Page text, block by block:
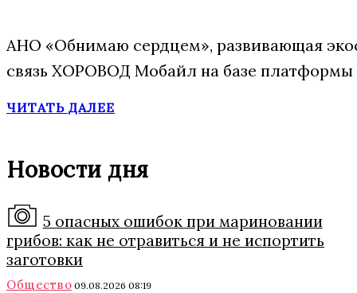
АНО «Обнимаю сердцем», развивающая
связь ХОРОВОД Мобайл на базе платформы
ЧИТАТЬ ДАЛЕЕ
Новости дня
5 опасных ошибок при мариновании
грибов: как не отравиться и не испортить
заготовки
Общество 09.08.2026 08:19